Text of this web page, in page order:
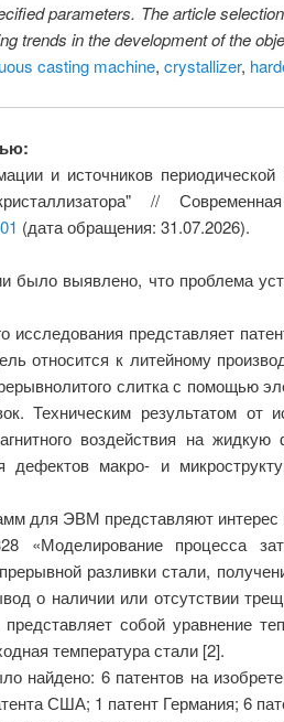
parameters. The article
trends in the development of the
casting machine, crystallizer,
и источников
//
(дата обращения: 31.07.2026).
было выявлено, что проблема
представляет
относится к литейному
слитка с помощью
Техническим результатом от
воздействия на
дефектов макро- и
для ЭВМ представляют интерес
«Моделирование процесса
разливки стали,
о наличии или отсутствии
собой уравнение
температура стали [2].
найдено: 6 патентов на
США; 1 патент Германия; 6